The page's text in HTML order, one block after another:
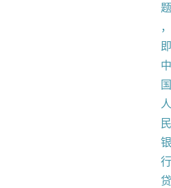
题
，
即
中
国
人
民
银
行
贷